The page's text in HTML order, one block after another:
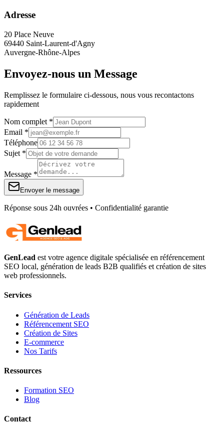
Adresse
20 Place Neuve
69440 Saint-Laurent-d'Agny
Auvergne-Rhône-Alpes
Envoyez-nous un Message
Remplissez le formulaire ci-dessous, nous vous recontactons
rapidement
Nom complet *
Email *
Téléphone
Sujet *
Message *
Envoyer le message
Réponse sous 24h ouvrées • Confidentialité garantie
GenLead est votre agence digitale spécialisée en référencement
SEO local, génération de leads B2B qualifiés et création de sites
web professionnels.
Services
Génération de Leads
Référencement SEO
Création de Sites
E-commerce
Nos Tarifs
Ressources
Formation SEO
Blog
Contact